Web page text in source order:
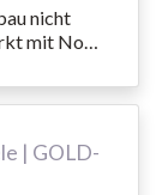
nicht
mit No…
| GOLD-